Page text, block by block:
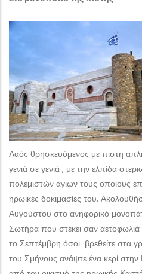
Λαός θρησκευόμενος με πίστη
γενιά σε γενιά , με την ελπίδα
πολεμιστών αγίων τους οποίους
ηρωικές δοκιμασίες του.
Αυγούστου στο ανηφορικό
Σωτήρα που στέκει σαν
το Σεπτέμβρη όσοι βρεθείτε στα
του Σμήνους ανάψτε ένα κερί